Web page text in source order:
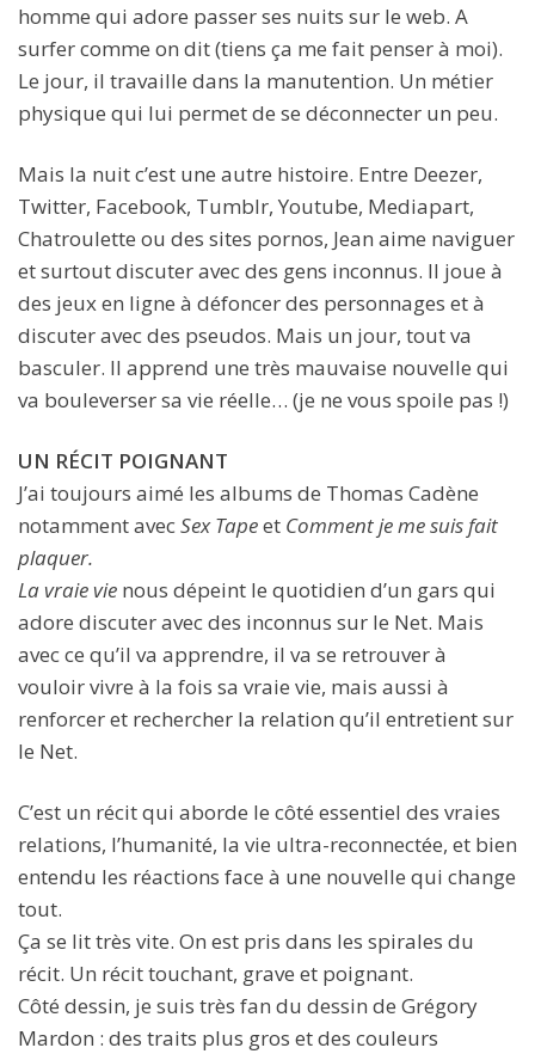
homme qui adore passer ses nuits sur le web. A
surfer comme on dit (tiens ça me fait penser à moi).
Le jour, il travaille dans la manutention. Un métier
physique qui lui permet de se déconnecter un peu.
Mais la nuit c’est une autre histoire. Entre Deezer,
Twitter, Facebook, Tumblr, Youtube, Mediapart,
Chatroulette ou des sites pornos, Jean aime naviguer
et surtout discuter avec des gens inconnus. Il joue à
des jeux en ligne à défoncer des personnages et à
discuter avec des pseudos. Mais un jour, tout va
basculer. Il apprend une très mauvaise nouvelle qui
va bouleverser sa vie réelle… (je ne vous spoile pas !)
UN RÉCIT POIGNANT
J’ai toujours aimé les albums de Thomas Cadène
notamment avecSex Tapeet Comment je me suis fait
plaquer.
La vraie vie nous dépeint le quotidien d’un gars qui
adore discuter avec des inconnus sur le Net. Mais
avec ce qu’il va apprendre, il va se retrouver à
vouloir vivre à la fois sa vraie vie, mais aussi à
renforcer et rechercher la relation qu’il entretient sur
le Net.
C’est un récit qui aborde le côté essentiel des vraies
relations, l’humanité, la vie ultra-reconnectée, et bien
entendu les réactions face à une nouvelle qui change
tout.
Ça se lit très vite. On est pris dans les spirales du
récit. Un récit touchant, grave et poignant.
Côté dessin, je suis très fan du dessin de Grégory
Mardon : des traits plus gros et des couleurs